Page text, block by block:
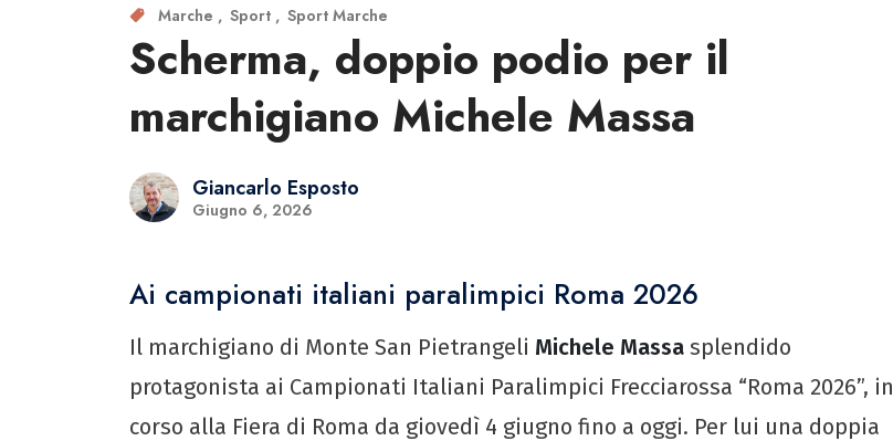
Marche Sport Sport Marche
Scherma, doppio podio per il
marchigiano Michele Massa
Giancarlo Esposto
Giugno 6, 2026
Ai campionati italiani paralimpici Roma 2026
Il marchigiano di Monte San Pietrangeli Michele Massa splendido
protagonista ai Campionati Italiani Paralimpici Frecciarossa “Roma 2026”, in
corso alla Fiera di Roma da giovedì 4 giugno fino a oggi. Per lui una doppia